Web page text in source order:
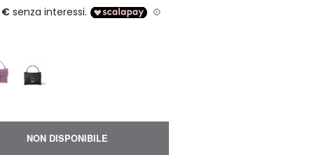
NON DISPONIBILE